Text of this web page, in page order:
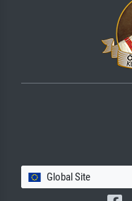
Global Site